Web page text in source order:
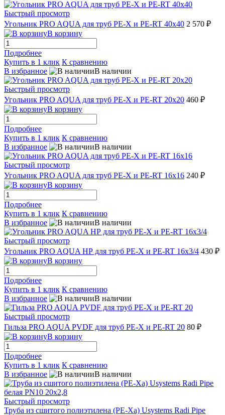
Быстрый просмотр
Угольник PRO AQUA для труб РЕ-Х и PE-RT 40x40 2 570 ₽
В корзину
Подробнее
Купить в 1 клик К сравнению
В избранное
В наличии
Быстрый просмотр
Угольник PRO AQUA для труб РЕ-Х и PE-RT 20x20 460 ₽
В корзину
Подробнее
Купить в 1 клик К сравнению
В избранное
В наличии
Быстрый просмотр
Угольник PRO AQUA для труб РЕ-Х и PE-RT 16x16 240 ₽
В корзину
Подробнее
Купить в 1 клик К сравнению
В избранное
В наличии
Быстрый просмотр
Угольник PRO AQUA НР для труб РЕ-Х и PE-RT 16x3/4 430 ₽
В корзину
Подробнее
Купить в 1 клик К сравнению
В избранное
В наличии
Быстрый просмотр
Гильза PRO AQUA PVDF для труб РЕ-Х и PE-RT 20 80 ₽
В корзину
Подробнее
Купить в 1 клик К сравнению
В избранное
В наличии
Быстрый просмотр
Труба из сшитого полиэтилена (PE-Xa) Usystems Radi Pipe